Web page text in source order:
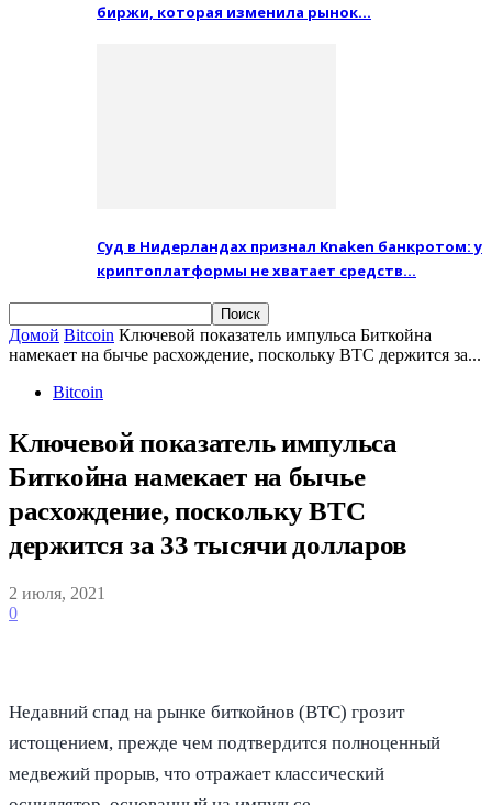
биржи, которая изменила рынок…
Суд в Нидерландах признал Knaken банкротом: у
криптоплатформы не хватает средств…
Домой Bitcoin Ключевой показатель импульса Биткойна
намекает на бычье расхождение, поскольку BTC держится за...
Bitcoin
Ключевой показатель импульса
Биткойна намекает на бычье
расхождение, поскольку BTC
держится за 33 тысячи долларов
2 июля, 2021
0
Недавний спад на рынке биткойнов (BTC) грозит
истощением, прежде чем подтвердится полноценный
медвежий прорыв, что отражает классический